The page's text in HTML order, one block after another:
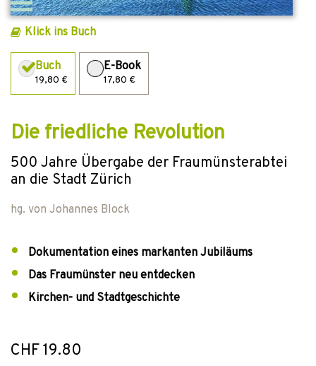
Klick ins Buch
Buch
19,80 €
E-Book
17,80 €
Die friedliche Revolution
500 Jahre Übergabe der Fraumünsterabtei
an die Stadt Zürich
hg. von Johannes Block
Dokumentation eines markanten Jubiläums
Das Fraumünster neu entdecken
Kirchen- und Stadtgeschichte
CHF 19.80